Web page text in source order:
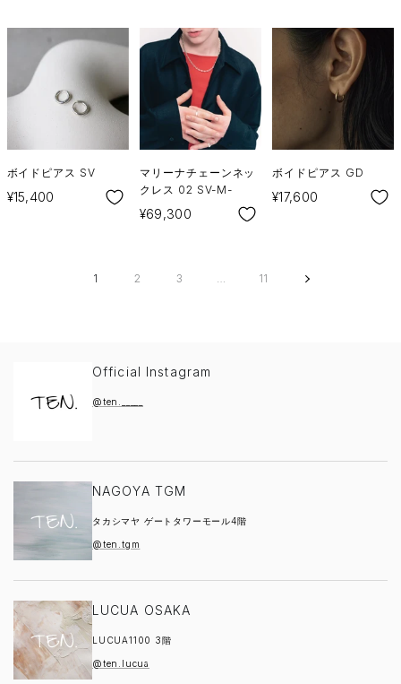
ボイドピアス SV
SALE
¥15,400
マリーナチェーンネッ
クレス 02 SV-M-
SALE
¥69,300
ボイドピアス GD
SALE
¥17,600
1 2 3 11
Official Instagram
@ten._____
NAGOYA TGM
タカシマヤ ゲートタワーモール4階
@ten.tgm
LUCUA OSAKA
LUCUA1100 3階
@ten.lucua